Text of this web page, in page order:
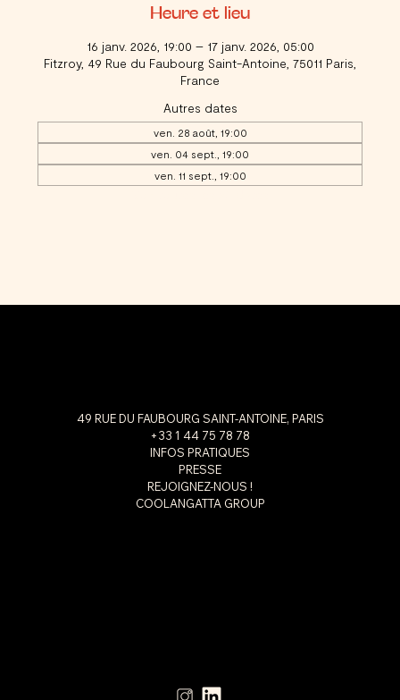
Heure et lieu
16 janv. 2026, 19:00 – 17 janv. 2026, 05:00
Fitzroy, 49 Rue du Faubourg Saint-Antoine, 75011 Paris,
France
Autres dates
ven. 28 août, 19:00
ven. 04 sept., 19:00
ven. 11 sept., 19:00
49 RUE DU FAUBOURG SAINT-ANTOINE, PARIS
+33 1 44 75 78 78
INFOS PRATIQUES
PRESSE
REJOIGNEZ-NOUS !
COOLANGATTA GROUP